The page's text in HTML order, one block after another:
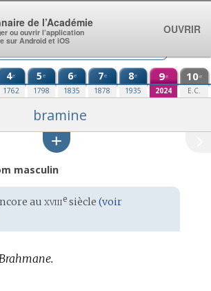
4e
1762
5e
1798
6e
1835
7e
1878
8e
1935
9e
2024
10e
E.C.
bramine
masculin
au xviiiesiècle (voir
Brahmane.
de l’Académie
ou ouvrir l’application
sur Android et iOS
OUVRIR